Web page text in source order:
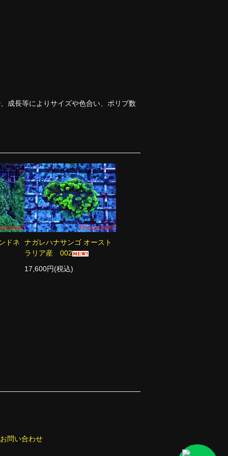
成長等によりサイズや色合い、ポリプ数
ドネ
ナガレハナサンゴ オースト
ラリア産 002
17,600円(税込)
お問い合わせ